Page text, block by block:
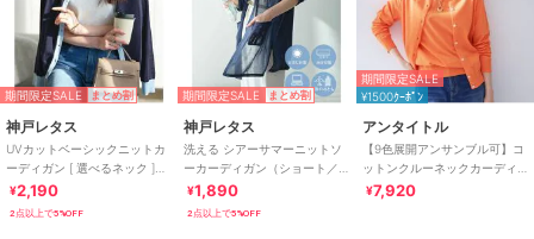
期間限定SALE まとめ割
神戸レタス
UVカットベーシックニットカ
ーディガン [ 選べるネック ]
[C6886]
¥2,190
2点以上で5%OFF
期間限定SALE まとめ割
神戸レタス
洗える シアーサマーニットソ
ーカーディガン（ショート／
ミディアム／ロング）
[C3703]
¥1,890
2点以上で5%OFF
期間限定SALE
¥1500ｸｰﾎﾟﾝ
アンタイトル
【9色展開アンサンブル可】コ
ットンクルーネックカーディ
ガン
¥7,920